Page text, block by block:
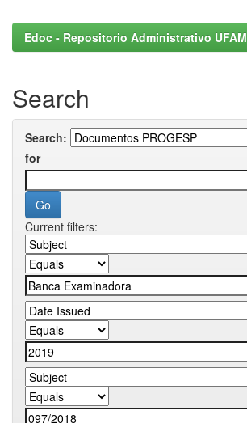
Edoc - Repositorio Administrativo UFAM
Search
Search:
for
Current filters: